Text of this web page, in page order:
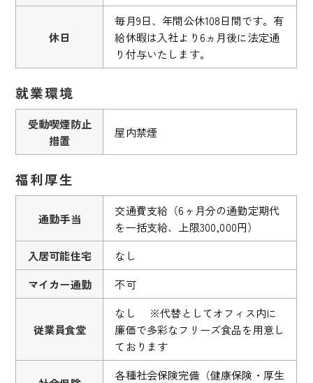
休日
毎月9日、年間公休108日間です。有
給休暇は入社より6ヵ月後に法定通
り付与いたします。
就業環境
受動喫煙防止
措置
屋内禁煙
福利厚生
通勤手当
交通費支給（6ヶ月分の通勤定期代
を一括支給、上限300,000円）
入居可能住宅
なし
マイカー通勤
不可
従業員食堂
なし ※代替としてオフィス内に
廉価で多彩なフリーズ食品を用意し
ております
各種社会保険完備（健康保険・厚生